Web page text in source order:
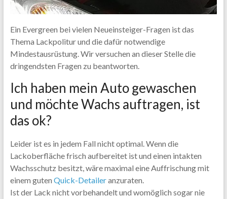
Ein Evergreen bei vielen Neueinsteiger-Fragen ist das
Thema Lackpolitur und die dafür notwendige
Mindestausrüstung. Wir versuchen an dieser Stelle die
dringendsten Fragen zu beantworten.
Ich haben mein Auto gewaschen
und möchte Wachs auftragen, ist
das ok?
Leider ist es in jedem Fall nicht optimal. Wenn die
Lackoberfläche frisch aufbereitet ist und einen intakten
Wachsschutz besitzt, wäre maximal eine Auffrischung mit
einem guten Quick-Detaileranzuraten.
Ist der Lack nicht vorbehandelt und womöglich sogar nie